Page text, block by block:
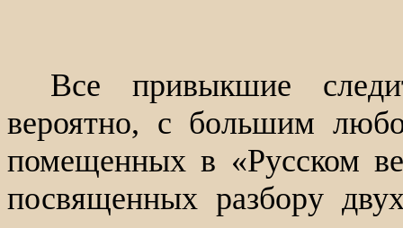
Все привыкшие
вероятно, с большим
помещенных в «Русском
посвященных разбору